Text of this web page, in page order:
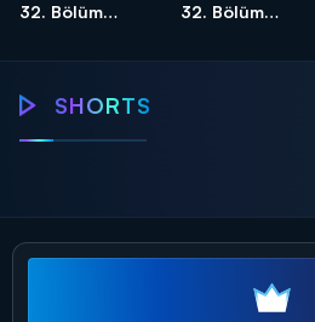
32. Bölüm
32. Bölüm
SHORTS
mateme döndü!